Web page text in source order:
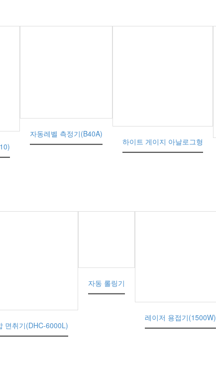
자동레벨 측정기(B40A)
하이트 게이지 아날로그형
면취기(DHC-6000L)
자동 롤링기
레이저 용접기(1500W)